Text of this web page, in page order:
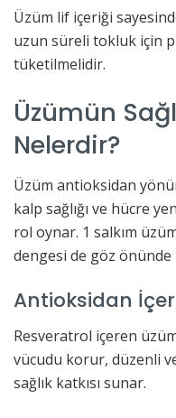
Üzüm lif içeriği
uzun süreli tokluk için
tüketilmelidir.
Üzümün
Nelerdir?
Üzüm antioksidan
kalp sağlığı ve hücre
rol oynar. 1 salkım
dengesi de göz önünde
Antioksidan
Resveratrol içeren
vücudu korur, düzenli
sağlık katkısı sunar.